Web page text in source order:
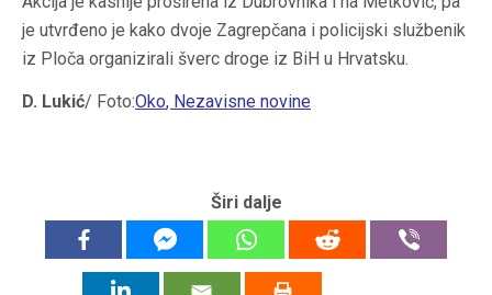
je utvrđeno je kako dvoje Zagrepčana i policijski službenik
iz Ploča organizirali šverc droge iz BiH u Hrvatsku.
D. Lukić/ Foto:Oko, Nezavisne novine
Širi dalje